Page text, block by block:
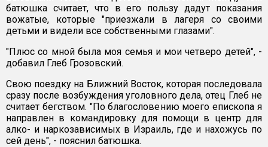
батюшка считает, что в его пользу дадут показания
вожатые, которые "приезжали в лагеря со своими
детьми и видели все собственными глазами".
"Плюс со мной была моя семья и мои четверо детей", -
добавил Глеб Грозовский.
Свою поездку на Ближний Восток, которая последовала
сразу после возбуждения уголовного дела, отец Глеб не
считает бегством. "По благословению моего епископа я
направлен в командировку для помощи в центр для
алко- и наркозависимых в Израиль, где и нахожусь по
сей день", - пояснил батюшка.